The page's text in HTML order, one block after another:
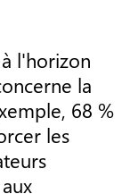
l'horizon
la
68 %
les